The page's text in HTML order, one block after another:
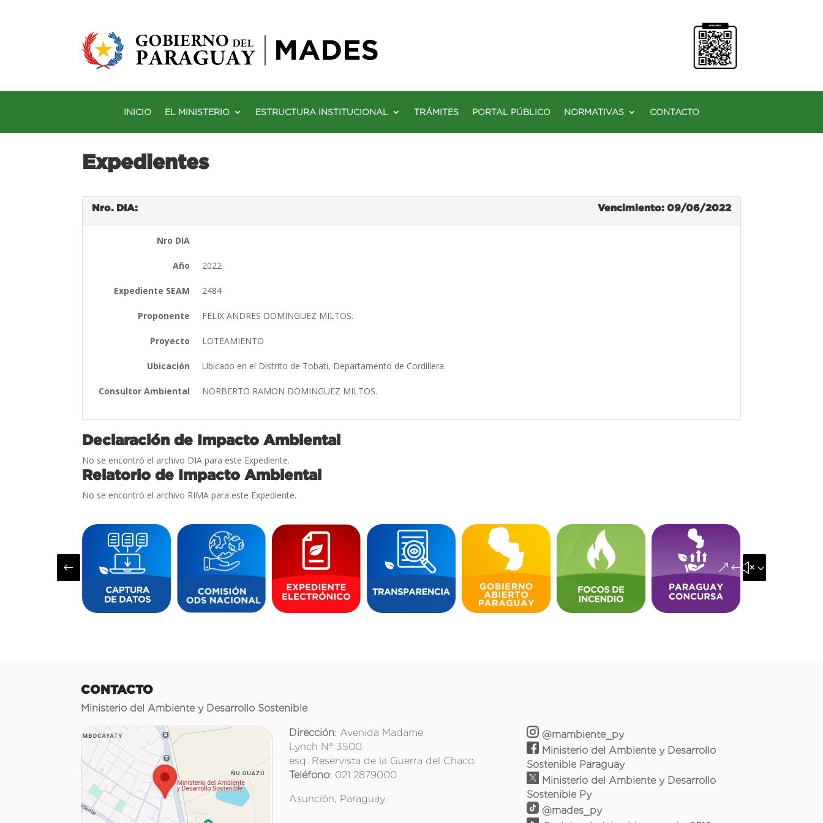
INICIO EL MINISTERIO ESTRUCTURA INSTITUCIONAL TRÁMITES PORTAL PÚBLICO NORMATIVAS CONTACTO
Expedientes
Nro. DIA: Vencimiento: 09/06/2022
Nro DIA
Año 2022
Expediente SEAM 2484
Proponente FELIX ANDRES DOMINGUEZ MILTOS.
Proyecto LOTEAMIENTO
Ubicación Ubicado en el Distrito de Tobati, Departamento de Cordillera.
Consultor Ambiental NORBERTO RAMON DOMINGUEZ MILTOS.
Declaración de Impacto Ambiental
No se encontró el archivo DIA para este Expediente.
Relatorio de Impacto Ambiental
No se encontró el archivo RIMA para este Expediente.
# &#x35;
CONTACTO
Ministerio del Ambiente y Desarrollo Sostenible
Dirección: Avenida Madame
Lynch N° 3500.
esq. Reservista de la Guerra del Chaco.
Teléfono: 021 2879000
Asunción, Paraguay.
@mambiente_py
Ministerio del Ambiente y Desarrollo
Sostenible Paraguay
Ministerio del Ambiente y Desarrollo
Sostenible Py
@mades_py